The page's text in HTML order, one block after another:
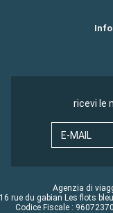
ricevi le
E-MAIL
Agenzia di
16 rue du gabian Les flots
Codice Fiscale :